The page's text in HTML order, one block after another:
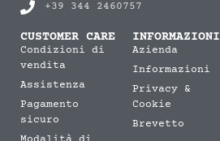
+39 344 2460757
CUSTOMER CARE
Condizioni di
vendita
Assistenza
Pagamento
sicuro
INFORMAZIONI
Azienda
Informazioni
Privacy &
Cookie
Brevetto